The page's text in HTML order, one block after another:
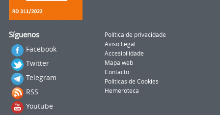
Síguenos
Facebook
Twitter
Telegram
RSS
Youtube
Política de privacidade
Aviso Legal
Accesibilidade
Mapa web
Contacto
Politicas de Cookies
Hemeroteca